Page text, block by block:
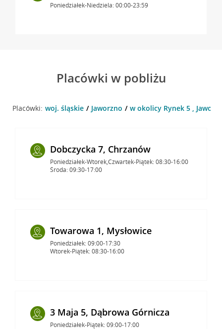
Poniedziałek-Niedziela: 00:00-23:59
Placówki w pobliżu
Placówki: woj. śląskie Jaworzno w okolicy Rynek 5 ,
Dobczycka 7, Chrzanów
Poniedziałek-Wtorek,Czwartek-Piątek: 08:30-16:00
Środa: 09:30-17:00
Towarowa 1, Mysłowice
Poniedziałek: 09:00-17:30
Wtorek-Piątek: 08:30-16:00
3 Maja 5, Dąbrowa Górnicza
Poniedziałek-Piątek: 09:00-17:00